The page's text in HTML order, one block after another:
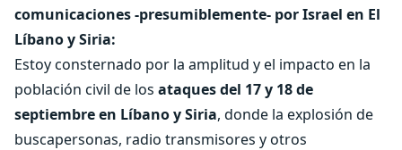
comunicaciones -presumiblemente- por Israel en El
Líbano y Siria:
Estoy consternado por la amplitud y el impacto en la
población civil de los ataques del 17 y 18 de
septiembre en Líbano y Siria, donde la explosión de
buscapersonas, radio transmisores y otros